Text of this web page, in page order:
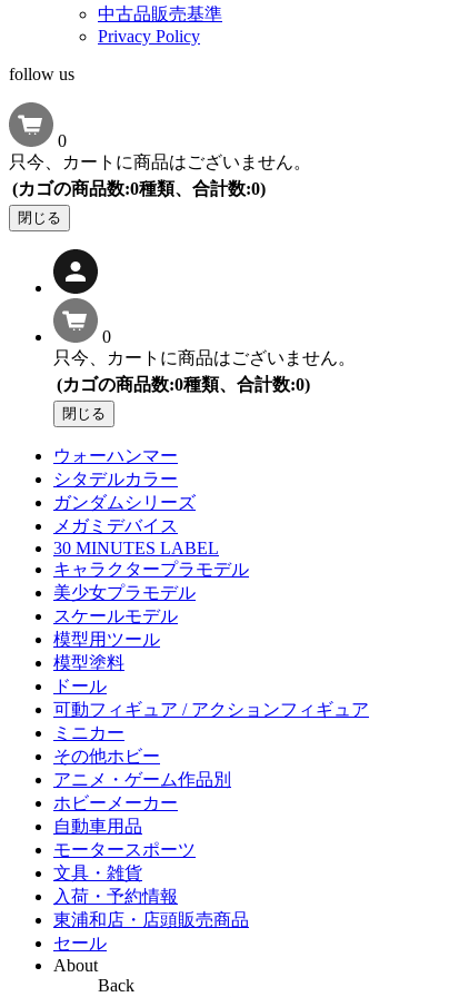
中古品販売基準
Privacy Policy
follow us
0
只今、カートに商品はございません。
(カゴの商品数:0種類、合計数:0)
閉じる
0
只今、カートに商品はございません。
(カゴの商品数:0種類、合計数:0)
閉じる
ウォーハンマー
シタデルカラー
ガンダムシリーズ
メガミデバイス
30 MINUTES LABEL
キャラクタープラモデル
美少女プラモデル
スケールモデル
模型用ツール
模型塗料
ドール
可動フィギュア / アクションフィギュア
ミニカー
その他ホビー
アニメ・ゲーム作品別
ホビーメーカー
自動車用品
モータースポーツ
文具・雑貨
入荷・予約情報
東浦和店・店頭販売商品
セール
About
Back